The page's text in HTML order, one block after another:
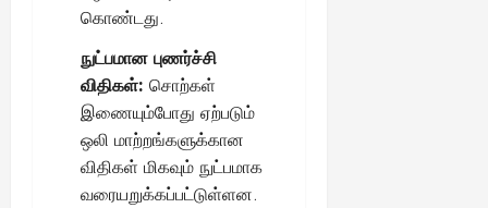
கொண்டது.
நுட்பமான புணர்ச்சி
விதிகள்: சொற்கள்
இணையும்போது ஏற்படும்
ஒலி மாற்றங்களுக்கான
விதிகள் மிகவும் நுட்பமாக
வரையறுக்கப்பட்டுள்ளன.